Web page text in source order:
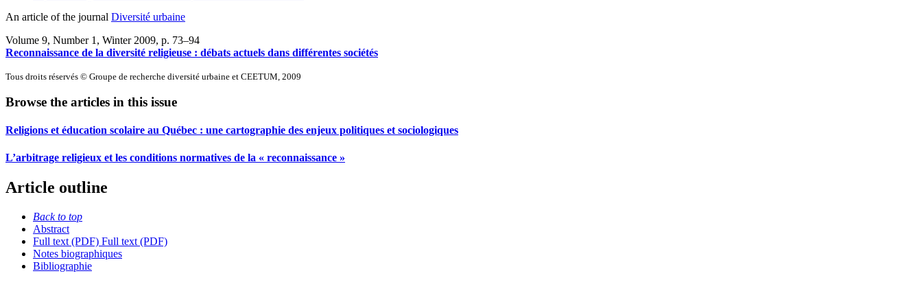
An article of the journal Diversité urbaine
Volume 9, Number 1, Winter 2009, p. 73–94
Reconnaissance de la diversité religieuse : débats actuels dans différentes sociétés
Tous droits réservés © Groupe de recherche diversité urbaine et CEETUM, 2009
Browse the articles in this issue
Religions et éducation scolaire au Québec : une cartographie des enjeux politiques et sociologiques
L’arbitrage religieux et les conditions normatives de la « reconnaissance »
Article outline
Back to top
Abstract
Full text (PDF) Full text (PDF)
Notes biographiques
Bibliographie